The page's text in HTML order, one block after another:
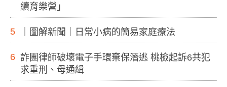
續育樂營」
5 ｜圖解新聞｜日常小病的簡易家庭療法
6 詐團律師破壞電子手環棄保潛逃 桃檢起訴6共犯
求重刑、母通緝